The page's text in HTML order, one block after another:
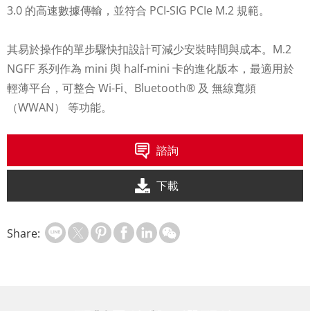
3.0 的高速數據傳輸，並符合 PCI-SIG PCIe M.2 規範。
其易於操作的單步驟快扣設計可減少安裝時間與成本。M.2
NGFF 系列作為 mini 與 half-mini 卡的進化版本，最適用於
輕薄平台，可整合 Wi-Fi、Bluetooth® 及 無線寬頻
（WWAN） 等功能。
諮詢
下載
Share: